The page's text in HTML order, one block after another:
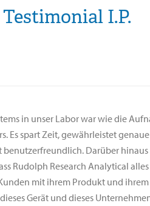
I.P.
in unser Labor war wie die
Es spart Zeit, gewährleistet genaue
benutzerfreundlich. Darüber
Rudolph Research Analytical
mit ihrem Produkt und ihrem
Gerät und dieses